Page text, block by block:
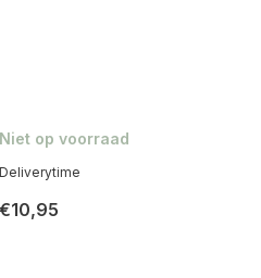
Niet op voorraad
Deliverytime
€10,95